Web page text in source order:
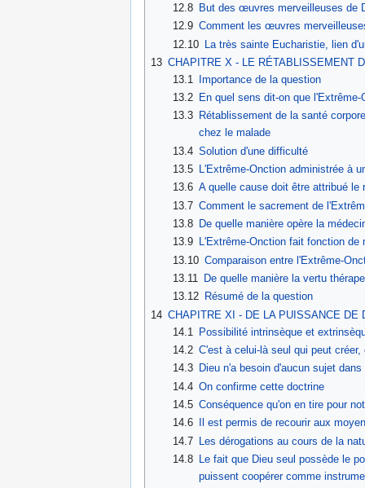
12.8
But des œuvres merveilleuses de
12.9 Comment les œuvres
12.10 La très sainte Eucharistie, lien
13 CHAPITRE X - LE RÉTABLISSEMENT
13.1
Importance de la question
13.2
En quel sens dit-on que
13.3
Rétablissement de la santé
chez le malade
13.4 Solution d'une difficulté
13.5
L'Extrême-Onction administrée à
13.6 A quelle cause doit être attribué
13.7 Comment le sacrement de
13.8
De quelle manière opère la
13.9
L'Extrême-Onction fait fonction
13.10 Comparaison entre l'Extrême-
13.11
De quelle manière la vertu
13.12
Résumé de la question
14 CHAPITRE XI - DE LA PUISSANCE DE
14.1
Possibilité intrinsèque et
14.2 C'est à celui-là seul qui peut
14.3
Dieu n'a besoin d'aucun sujet
14.4 On confirme cette doctrine
14.5 Conséquence qu'on en tire pour
14.6
Il est permis de recourir aux
14.7 Les dérogations au cours de la
14.8
Le fait que Dieu seul possède le
puissent coopérer comme